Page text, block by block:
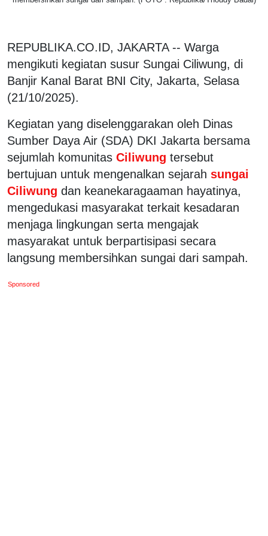
REPUBLIKA.CO.ID, JAKARTA -- Warga
mengikuti kegiatan susur Sungai Ciliwung, di
Banjir Kanal Barat BNI City, Jakarta, Selasa
(21/10/2025).
Kegiatan yang diselenggarakan oleh Dinas
Sumber Daya Air (SDA) DKI Jakarta bersama
sejumlah komunitas Ciliwung tersebut
bertujuan untuk mengenalkan sejarah sungai
Ciliwung dan keanekaragaaman hayatinya,
mengedukasi masyarakat terkait kesadaran
menjaga lingkungan serta mengajak
masyarakat untuk berpartisipasi secara
langsung membersihkan sungai dari sampah.
Sponsored